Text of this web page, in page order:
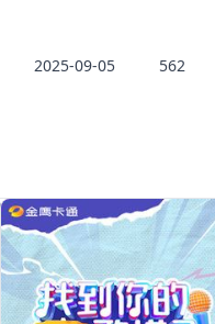
2025-09-05 562